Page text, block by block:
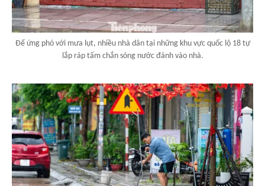
Để ứng phó với mưa lụt, nhiều nhà dân tại những khu vực quốc lộ 18 tự
lắp ráp tấm chắn sóng nước đánh vào nhà.